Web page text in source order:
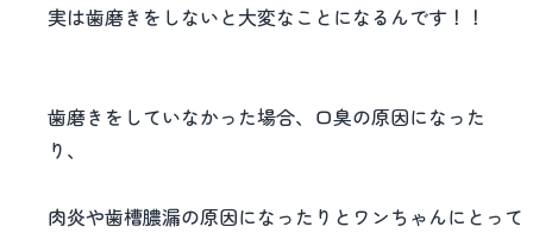
実は歯磨きをしないと大変なことになるんです！！
歯磨きをしていなかった場合、口臭の原因になった
肉炎や歯槽膿漏の原因になったりとワンちゃんにとって